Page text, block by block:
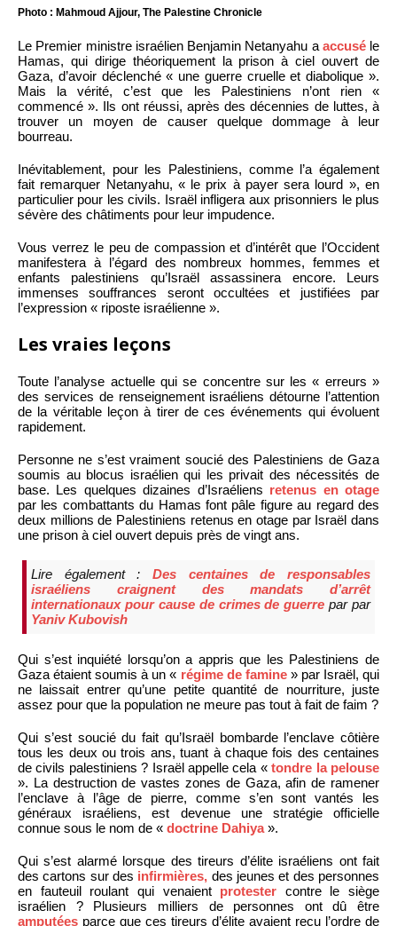
Photo : Mahmoud Ajjour, The Palestine Chronicle
Le Premier ministre israélien Benjamin Netanyahu a accuséle
Hamas, qui dirige théoriquement la prison à ciel ouvert de
Gaza, d’avoir déclenché « une guerre cruelle et diabolique ».
Mais la vérité, c’est que les Palestiniens n’ont rien «
commencé ». Ils ont réussi, après des décennies de luttes, à
trouver un moyen de causer quelque dommage à leur
bourreau.
Inévitablement, pour les Palestiniens, comme l’a également
fait remarquer Netanyahu, « le prix à payer sera lourd », en
particulier pour les civils. Israël infligera aux prisonniers le plus
sévère des châtiments pour leur impudence.
Vous verrez le peu de compassion et d’intérêt que l’Occident
manifestera à l’égard des nombreux hommes, femmes et
enfants palestiniens qu’Israël assassinera encore. Leurs
immenses souffrances seront occultées et justifiées par
l’expression « riposte israélienne ».
Les vraies leçons
Toute l’analyse actuelle qui se concentre sur les « erreurs »
des services de renseignement israéliens détourne l’attention
de la véritable leçon à tirer de ces événements qui évoluent
rapidement.
Personne ne s’est vraiment soucié des Palestiniens de Gaza
soumis au blocus israélien qui les privait des nécessités de
base. Les quelques dizaines d’Israéliens retenus en otage
par les combattants du Hamas font pâle figure au regard des
deux millions de Palestiniens retenus en otage par Israël dans
une prison à ciel ouvert depuis près de vingt ans.
Lire également : Des centaines de responsables
israéliens craignent des mandats d’arrêt
internationaux pour cause de crimes de guerre par par
Yaniv Kubovish
Qui s’est inquiété lorsqu’on a appris que les Palestiniens de
Gaza étaient soumis à un « régime de famine» par Israël, qui
ne laissait entrer qu’une petite quantité de nourriture, juste
assez pour que la population ne meure pas tout à fait de faim ?
Qui s’est soucié du fait qu’Israël bombarde l’enclave côtière
tous les deux ou trois ans, tuant à chaque fois des centaines
de civils palestiniens ? Israël appelle cela «tondre la pelouse
». La destruction de vastes zones de Gaza, afin de ramener
l’enclave à l’âge de pierre, comme s’en sont vantés les
généraux israéliens, est devenue une stratégie officielle
connue sous le nom de « doctrine Dahiya».
Qui s’est alarmé lorsque des tireurs d’élite israéliens ont fait
des cartons sur des infirmières, des jeunes et des personnes
en fauteuil roulant qui venaient protester contre le siège
israélien ? Plusieurs milliers de personnes ont dû être
amputées parce que ces tireurs d’élite avaient reçu l’ordre de